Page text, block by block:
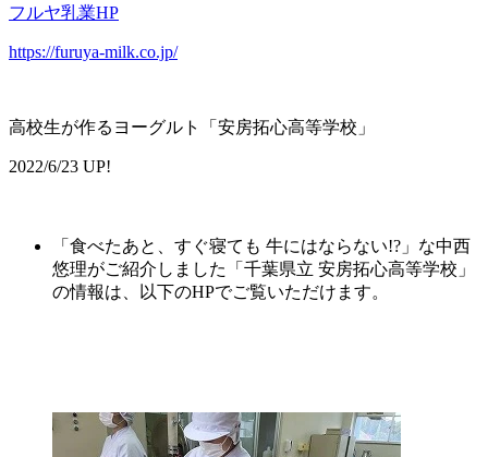
フルヤ乳業HP
https://furuya-milk.co.jp/
高校生が作るヨーグルト「安房拓心高等学校」
2022/6/23 UP!
「食べたあと、すぐ寝ても 牛にはならない!?」な中西
悠理がご紹介しました「千葉県立 安房拓心高等学校」
の情報は、以下のHPでご覧いただけます。